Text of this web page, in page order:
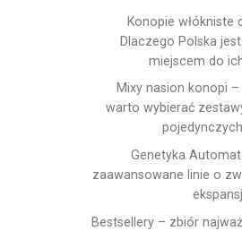
Konopie włókniste
Dlaczego Polska
miejscem do
Mixy nasion konopi
warto wybierać
Genetyka
zaawansowane linie o
Bestsellery – zbiór